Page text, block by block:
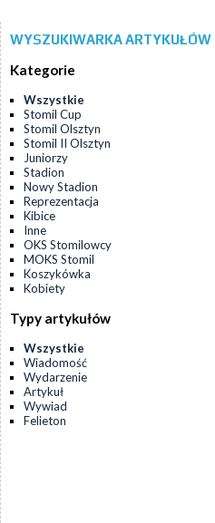
WYSZUKIWARKA ARTYKUŁÓW
Kategorie
Wszystkie
Stomil Cup
Stomil Olsztyn
Stomil II Olsztyn
Juniorzy
Stadion
Nowy Stadion
Reprezentacja
Kibice
Inne
OKS Stomilowcy
MOKS Stomil
Koszykówka
Kobiety
Typy artykułów
Wszystkie
Wiadomość
Wydarzenie
Artykuł
Wywiad
Felieton